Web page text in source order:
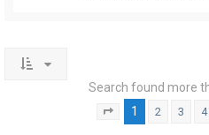
Search found more
Page of 20
1 2 3 4